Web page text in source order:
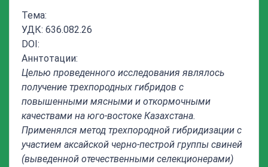
Тема:
УДК: 636.082.26
DOI:
Аннтотации:
Целью проведенного исследования являлось
получение трехпородных гибридов с
повышенными мясными и откормочными
качествами на юго-востоке Казахстана.
Применялся метод трехпородной гибридизации с
участием аксайской черно-пестрой группы свиней
(выведенной отечественными селекционерами)